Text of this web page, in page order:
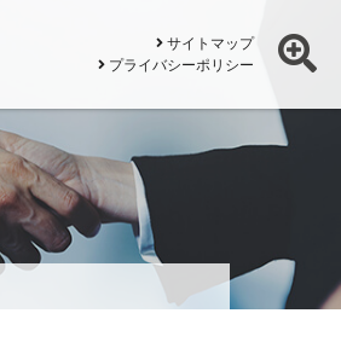
サイトマップ
プライバシーポリシー